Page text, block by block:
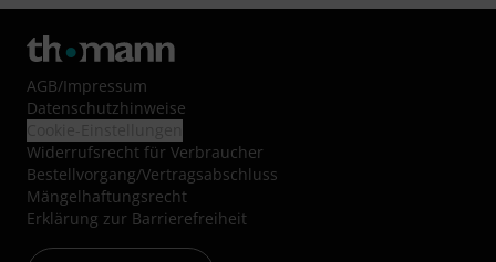
AGB/Impressum
Datenschutzhinweise
Widerrufsrecht für Verbraucher
Bestellvorgang/Vertragsabschluss
Mängelhaftungsrecht
Erklärung zur Barrierefreiheit